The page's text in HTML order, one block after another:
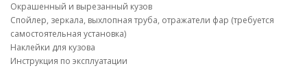
Окрашенный и вырезанный кузов
Спойлер, зеркала, выхлопная труба, отражатели фар (требуется
самостоятельная установка)
Наклейки для кузова
Инструкция по эксплуатации